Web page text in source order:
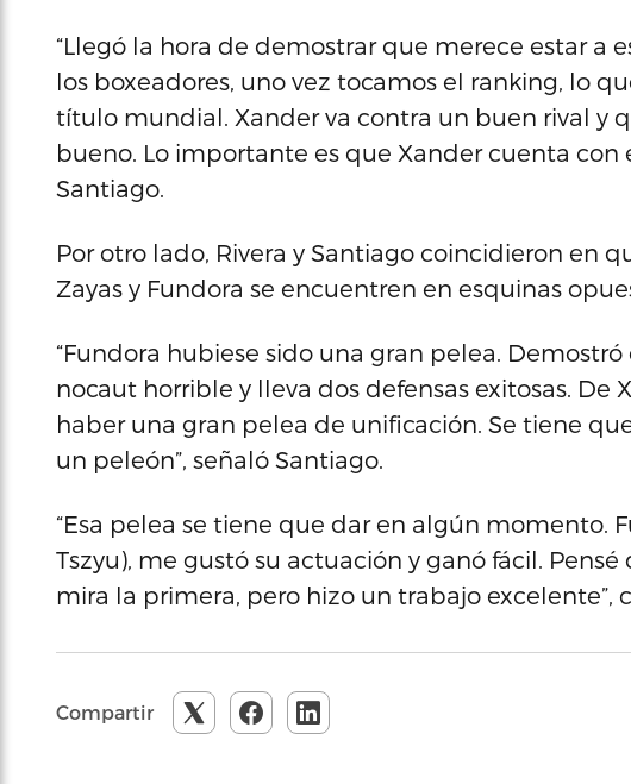
“Llegó la hora de demostrar que merece estar a
los boxeadores, uno vez tocamos el ranking, lo
título mundial. Xander va contra un buen rival y
bueno. Lo importante es que Xander cuenta con
Santiago.
Por otro lado, Rivera y Santiago coincidieron en
Zayas y Fundora se encuentren en esquinas
“Fundora hubiese sido una gran pelea.
nocaut horrible y lleva dos defensas exitosas. De
haber una gran pelea de unificación. Se tiene
un peleón”, señaló Santiago.
“Esa pelea se tiene que dar en algún momento.
Tszyu), me gustó su actuación y ganó fácil.
mira la primera, pero hizo un trabajo excelente”,
Compartir